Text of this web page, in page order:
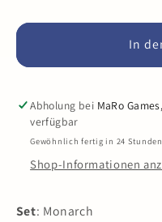
Flesh
-
Unlimited
Booster
Display
Packs)
Flesh
and
-
Booster
Display
In
Abholung bei MaRo
verfügbar
Gewöhnlich fertig in 24 Stunden
Shop-Informationen
Set: Monarch